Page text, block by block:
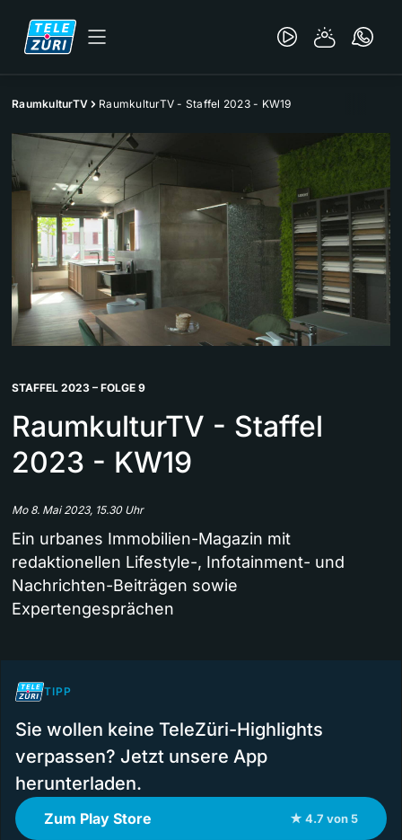
RaumkulturTV RaumkulturTV - Staffel 2023 - KW19
STAFFEL 2023 – FOLGE 9
RaumkulturTV - Staffel
2023 - KW19
Mo 8. Mai 2023, 15.30 Uhr
Ein urbanes Immobilien-Magazin mit
redaktionellen Lifestyle-, Infotainment- und
Nachrichten-Beiträgen sowie
Expertengesprächen
TIPP
Sie wollen keine TeleZüri-Highlights
verpassen? Jetzt unsere App
herunterladen.
Zum Play Store ★ 4.7 von 5